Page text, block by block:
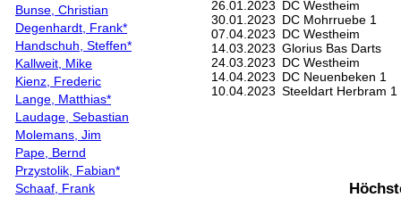
Bunse, Christian
Degenhardt, Frank*
Handschuh, Steffen*
Kallweit, Mike
Kienz, Frederic
Lange, Matthias*
Laudage, Sebastian
Molemans, Jim
Pape, Bernd
Przystolik, Fabian*
Schaaf, Frank
26.01.2023 DC Westheim
30.01.2023 DC Mohrruebe 1
07.04.2023 DC Westheim
14.03.2023 Glorius Bas Darts
24.03.2023 DC Westheim
14.04.2023 DC Neuenbeken 1
10.04.2023 Steeldart Herbram 1